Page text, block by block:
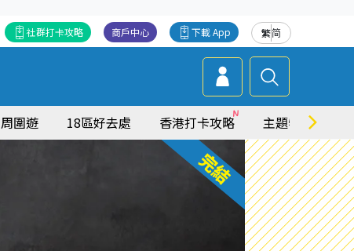
繁简
下載 App
商戶中心
社群打卡攻略
周圍遊 18區好去處 香港打卡攻略 主題特集